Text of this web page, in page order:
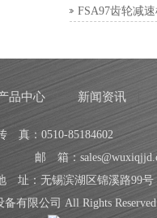
FSA97齿轮减
品中心 新闻资讯
真：0510-85184602
邮 箱：
址：无锡滨湖区锦溪路99号
有限公司 All Rights Reserved